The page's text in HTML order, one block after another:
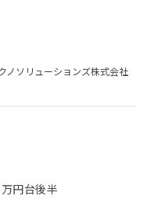
ノソリューションズ株式会社
円台後半